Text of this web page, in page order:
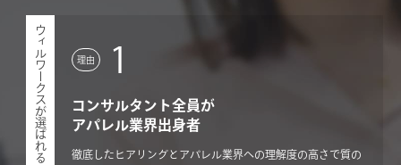
ウィルワークスが選ばれる 理由 1
コンサルタント全員が
アパレル業界出身者
徹底したヒアリングとアパレル業界への理解度の高さで質の